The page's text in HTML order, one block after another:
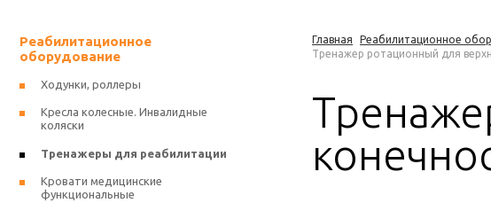
Главная Реабилитационное
Тренажер ротационный для
Реабилитационное
оборудование
Ходунки, роллеры
Кресла колесные. Инвалидные
коляски
Тренажеры для реабилитации
Кровати медицинские
функциональные